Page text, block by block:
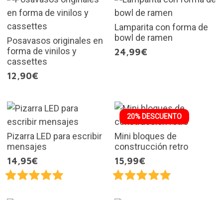
Posavasos originales en
forma de vinilos y
cassettes
12,90€
Lamparita con forma de
bowl de ramen
24,99€
Pizarra LED para escribir
mensajes
14,95€
20% DESCUENTO
Mini bloques de
construcción retro
15,99€